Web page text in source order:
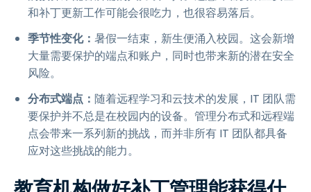
和补丁更新工作可能会很吃力，也很容易落后。
季节性变化： 暑假一结束，新生便涌入校园。这会新增
大量需要保护的端点和账户，同时也带来新的潜在安全
风险。
分布式端点： 随着远程学习和云技术的发展，IT 团队需
要保护并不总是在校园内的设备。管理分布式和远程端
点会带来一系列新的挑战，而并非所有 IT 团队都具备
应对这些挑战的能力。